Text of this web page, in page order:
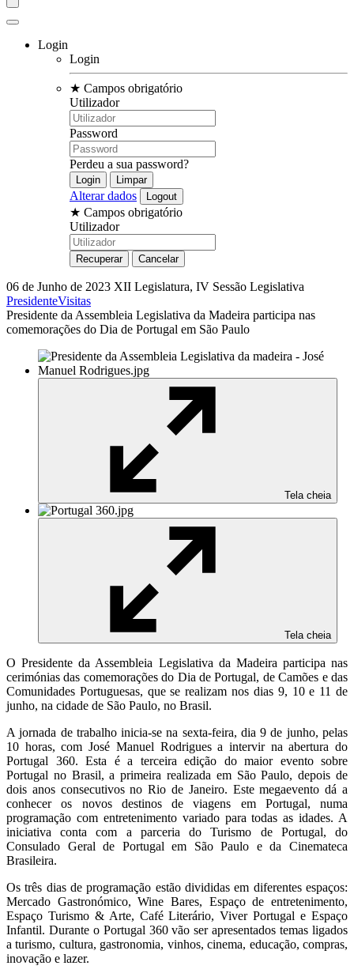
Login
Login
★ Campos obrigatório
Utilizador
Password
Perdeu a sua password?
Alterar dados
★ Campos obrigatório
Utilizador
06 de Junho de 2023 XII Legislatura, IV Sessão Legislativa
PresidenteVisitas
Presidente da Assembleia Legislativa da Madeira participa nas
comemorações do Dia de Portugal em São Paulo
Tela cheia
Tela cheia
O Presidente da Assembleia Legislativa da Madeira participa nas
cerimónias das comemorações do Dia de Portugal, de Camões e das
Comunidades Portuguesas, que se realizam nos dias 9, 10 e 11 de
junho, na cidade de São Paulo, no Brasil.
A jornada de trabalho inicia-se na sexta-feira, dia 9 de junho, pelas
10 horas, com José Manuel Rodrigues a intervir na abertura do
Portugal 360. Esta é a terceira edição do maior evento sobre
Portugal no Brasil, a primeira realizada em São Paulo, depois de
dois anos consecutivos no Rio de Janeiro. Este megaevento dá a
conhecer os novos destinos de viagens em Portugal, numa
programação com entretenimento variado para todas as idades. A
iniciativa conta com a parceria do Turismo de Portugal, do
Consulado Geral de Portugal em São Paulo e da Cinemateca
Brasileira.
Os três dias de programação estão divididas em diferentes espaços:
Mercado Gastronómico, Wine Bares, Espaço de entretenimento,
Espaço Turismo & Arte, Café Literário, Viver Portugal e Espaço
Infantil. Durante o Portugal 360 vão ser apresentados temas ligados
a turismo, cultura, gastronomia, vinhos, cinema, educação, compras,
inovação e lazer.